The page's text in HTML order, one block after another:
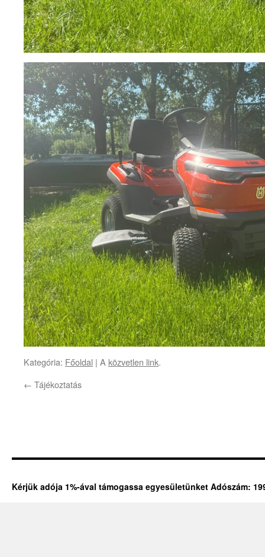
Kategória: Főoldal | A közvetlen link.
← Tájékoztatás
Kérjük adója 1%-ával támogassa egyesületünket Adószám: